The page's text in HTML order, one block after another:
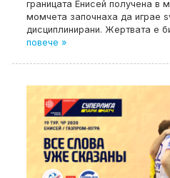
границата Енисей получена
момчета започнаха да играе
дисциплинирани. Жертвата е
повече »